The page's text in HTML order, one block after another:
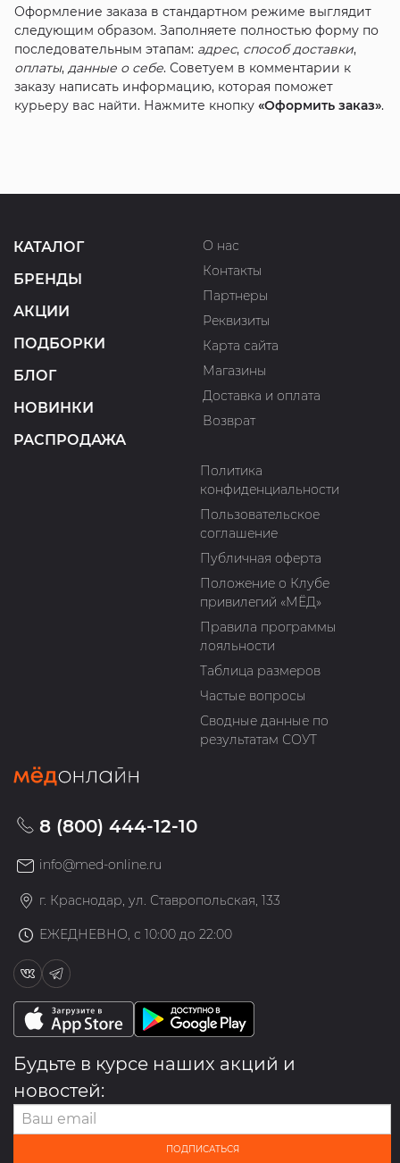
Оформление заказа в стандартном режиме выглядит
следующим образом. Заполняете полностью форму по
последовательным этапам: адрес, способ доставки,
оплаты, данные о себе. Советуем в комментарии к
заказу написать информацию, которая поможет
курьеру вас найти. Нажмите кнопку «Оформить заказ».
КАТАЛОГ
БРЕНДЫ
АКЦИИ
ПОДБОРКИ
БЛОГ
НОВИНКИ
РАСПРОДАЖА
О нас
Контакты
Партнеры
Реквизиты
Карта сайта
Магазины
Доставка и оплата
Возврат
Политика
конфиденциальности
Пользовательское
соглашение
Публичная оферта
Положение о Клубе
привилегий «МЁД»
Правила программы
лояльности
Таблица размеров
Частые вопросы
Сводные данные по
результатам СОУТ
8 (800) 444-12-10
info@med-online.ru
г. Краснодар, ул. Ставропольская, 133
ЕЖЕДНЕВНО, с 10:00 до 22:00
Будьте в курсе наших акций и
новостей:
ПОДПИСАТЬСЯ